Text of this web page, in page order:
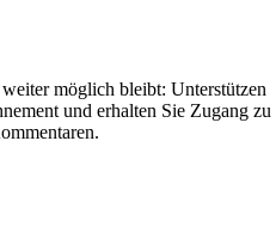
möglich bleibt: Unterstützen
und erhalten Sie Zugang zu